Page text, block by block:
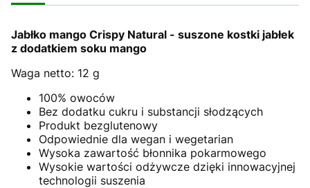
Jabłko mango Crispy Natural - suszone kostki jabłek
z dodatkiem soku mango
Waga netto: 12 g
100% owoców
Bez dodatku cukru i substancji słodzących
Produkt bezglutenowy
Odpowiednie dla wegan i wegetarian
Wysoka zawartość błonnika pokarmowego
Wysokie wartości odżywcze dzięki innowacyjnej
technologii suszenia